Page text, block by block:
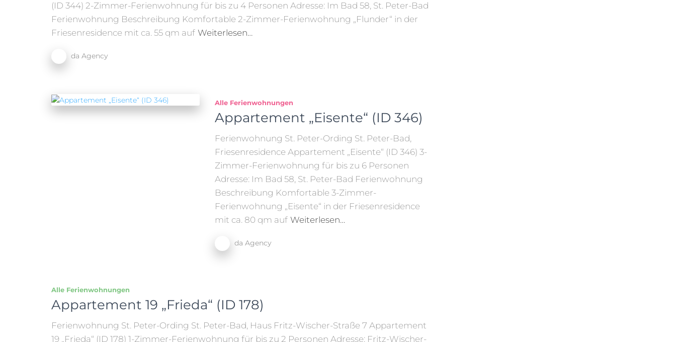
(ID 344) 2-Zimmer-Ferienwohnung für bis zu 4 Personen Adresse: Im Bad 58, St. Peter-Bad
Ferienwohnung Beschreibung Komfortable 2-Zimmer-Ferienwohnung „Flunder“ in der
Friesenresidence mit ca. 55 qm auf Weiterlesen…
da Agency
Alle Ferienwohnungen
Appartement „Eisente“ (ID 346)
Ferienwohnung St. Peter-Ording St. Peter-Bad,
Friesenresidence Appartement „Eisente“ (ID 346) 3-
Zimmer-Ferienwohnung für bis zu 6 Personen
Adresse: Im Bad 58, St. Peter-Bad Ferienwohnung
Beschreibung Komfortable 3-Zimmer-
Ferienwohnung „Eisente“ in der Friesenresidence
mit ca. 80 qm auf Weiterlesen…
da Agency
Alle Ferienwohnungen
Appartement 19 „Frieda“ (ID 178)
Ferienwohnung St. Peter-Ording St. Peter-Bad, Haus Fritz-Wischer-Straße 7 Appartement
19 „Frieda“ (ID 178) 1-Zimmer-Ferienwohnung für bis zu 2 Personen Adresse: Fritz-Wischer-